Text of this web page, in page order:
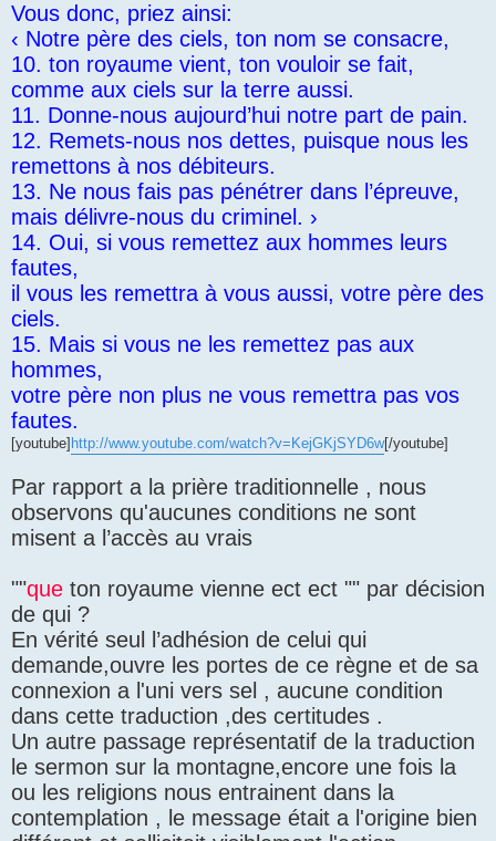
Vous donc, priez ainsi:
‹ Notre père des ciels, ton nom se consacre,
10. ton royaume vient, ton vouloir se fait,
comme aux ciels sur la terre aussi.
11. Donne-nous aujourd’hui notre part de pain.
12. Remets-nous nos dettes, puisque nous les
remettons à nos débiteurs.
13. Ne nous fais pas pénétrer dans l’épreuve,
mais délivre-nous du criminel. ›
14. Oui, si vous remettez aux hommes leurs
fautes,
il vous les remettra à vous aussi, votre père des
ciels.
15. Mais si vous ne les remettez pas aux
hommes,
votre père non plus ne vous remettra pas vos
fautes.
[youtube] http://www.youtube.com/watch?v=KejGKjSYD6w[/youtube]
Par rapport a la prière traditionnelle , nous
observons qu'aucunes conditions ne sont
misent a l’accès au vrais
""que ton royaume vienne ect ect "" par décision
de qui ?
En vérité seul l’adhésion de celui qui
demande,ouvre les portes de ce règne et de sa
connexion a l'uni vers sel , aucune condition
dans cette traduction ,des certitudes .
Un autre passage représentatif de la traduction
le sermon sur la montagne,encore une fois la
ou les religions nous entrainent dans la
contemplation , le message était a l'origine bien